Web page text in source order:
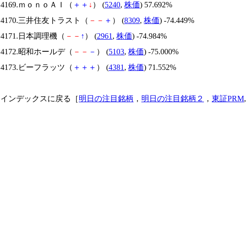
4169.ｍｏｎｏＡＩ（ ＋ ＋ ↓ ） (5240, 株価) 57.692%
4170.三井住友トラスト（ － － ＋ ） (8309, 株価) -74.449%
4171.日本調理機（ － － ↑ ） (2961 , 株価) -74.984%
4172.昭和ホールデ（ － － － ） (5103, 株価) -75.000%
4173.ビーフラッツ（ ＋ ＋ ＋ ） (4381 , 株価) 71.552%
インデックスに戻る［明日の注目銘柄 ， 明日の注目銘柄２ ， 東証PRM,